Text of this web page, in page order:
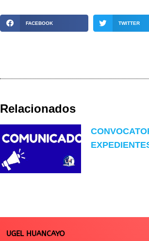
FACEBOOK TWITTER
Relacionados
UGEL HUANCAYO